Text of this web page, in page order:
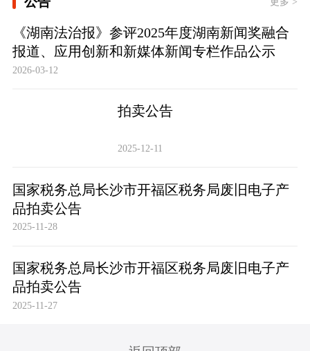
《湖南法治报》参评2025年度湖南新闻奖融合
报道、应用创新和新媒体新闻专栏作品公示
2026-03-12
拍卖公告
2025-12-11
国家税务总局长沙市开福区税务局废旧电子产
品拍卖公告
2025-11-28
国家税务总局长沙市开福区税务局废旧电子产
品拍卖公告
2025-11-27